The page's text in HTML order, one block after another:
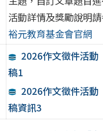
活動詳情及獎勵說明請
裕元教育基金會官網
2026作文徵件活動
稿1
2026作文徵件活動
稿資訊3